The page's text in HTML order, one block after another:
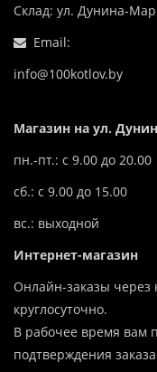
Склад: ул. Дунина-
Email:
info@100kotlov.by
Магазин на ул.
пн.-пт.: с 9.00 до 20.00
сб.: с 9.00 до 15.00
вс.: выходной
Интернет-магазин
Онлайн-заказы
круглосуточно.
В рабочее время вам
подтверждения